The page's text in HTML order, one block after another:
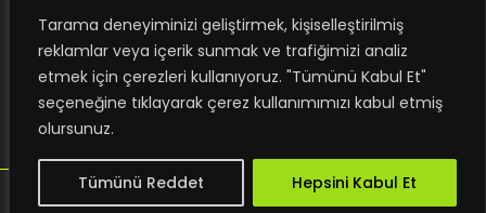
Tarama deneyiminizi geliştirmek, kişiselleştirilmiş
reklamlar veya içerik sunmak ve trafiğimizi analiz
etmek için çerezleri kullanıyoruz. "Tümünü Kabul Et"
seçeneğine tıklayarak çerez kullanımımızı kabul etmiş
olursunuz.
Tümünü Reddet Hepsini Kabul Et
Bülten
design - trambolin Copyright ROVİMEX 2023. All right reserved